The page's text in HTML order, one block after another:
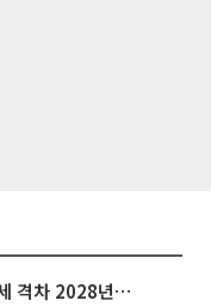
종부세 개편에도…1·3주택 종부세 격차 2028년부터 확대